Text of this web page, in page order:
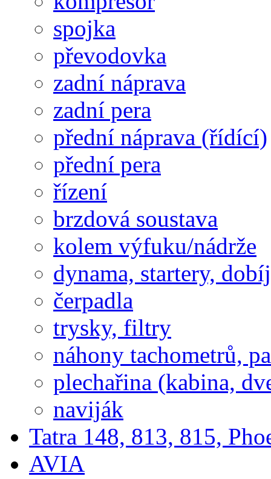
spojka
převodovka
zadní náprava
zadní pera
přední náprava (řídící)
přední pera
řízení
brzdová soustava
kolem výfuku/nádrže
dynama, startery,
čerpadla
trysky, filtry
náhony tachometrů,
plechařina (kabina,
naviják
Tatra 148, 813, 815,
AVIA